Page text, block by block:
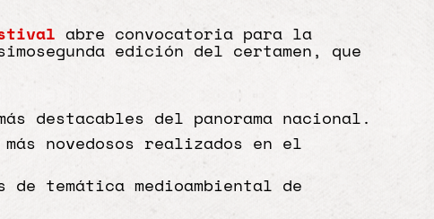
abre convocatoria para la
edición del certamen, que
destacables del panorama nacional.
novedosos realizados en el
de temática medioambiental de